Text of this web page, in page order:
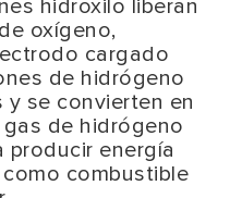
hidroxilo liberan
oxígeno,
cargado
de hidrógeno
se convierten en
de hidrógeno
producir energía
combustible